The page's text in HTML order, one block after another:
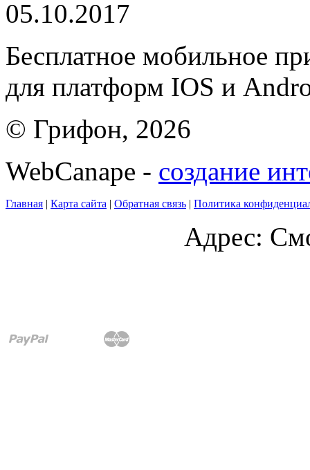
05.10.2017
Бесплатное мобильное
для платформ IOS и
© Грифон, 2026
WebCanape - создание
Главная | Карта сайта | Обратная связь | Политика
Адрес: